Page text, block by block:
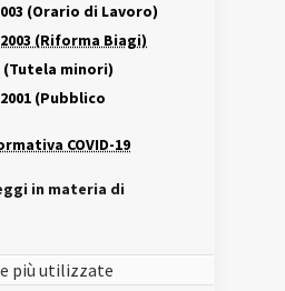
(Orario di Lavoro)
(Riforma Biagi)
(Tutela minori)
(Pubblico
COVID-19
in materia di
più utilizzate